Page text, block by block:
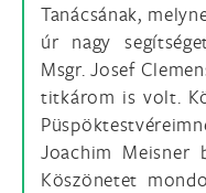
Tanácsának,
úr nagy
Msgr. Josef
titkárom is volt.
Joachim Meisner
Köszönetet